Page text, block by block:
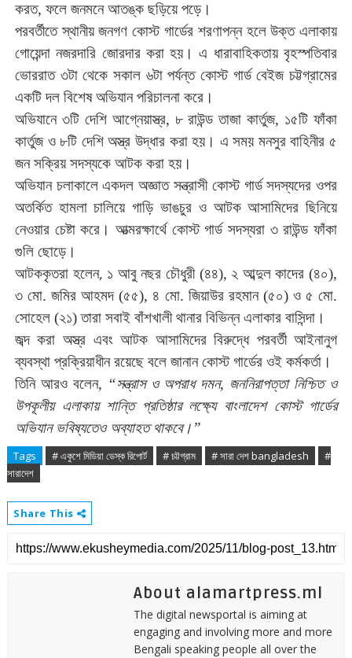
করত, ফলে জনমনে আতঙ্ক ছড়িয়ে পড়ে।
পরবর্তীতে স্থানীয় জনগণ কোস্ট গার্ডের শরণাপন্ন হলে উক্ত এলাকায়
গোয়েন্দা নজরদারি জোরদার করা হয়। এ ধারাবাহিকতায় বৃহস্পতিবার
ভোররাত ৩টা থেকে সকাল ৬টা পর্যন্ত কোস্ট গার্ড বেইজ চট্টগ্রামের
একটি দল বিশেষ অভিযান পরিচালনা করে।
অভিযানে ৩টি দেশি আগ্নেয়াস্ত্র, ৮ রাউন্ড তাজা কার্তুজ, ১৫টি ফাঁকা
কার্তুজ ও ৮টি দেশি অস্ত্র উদ্ধার করা হয়। এ সময় মনসুর বাহিনীর ৫
জন সক্রিয় সদস্যকে আটক করা হয়।
অভিযান চলাকালে একদল অজ্ঞাত সন্ত্রাসী কোস্ট গার্ড সদস্যদের ওপর
অতর্কিত হামলা চালিয়ে গাড়ি ভাঙচুর ও আটক আসামিদের ছিনিয়ে
নেওয়ার চেষ্টা করে। আত্মরক্ষার্থে কোস্ট গার্ড সদস্যরা ৩ রাউন্ড ফাঁকা
গুলি ছোড়ে।
আটককৃতরা হলেন, ১ আবু নছর চৌধুরী(৪৪), ২ আব্দুল কাদের (৪০),
৩ মো.জমির আহমদ(৫৫), ৪ মো. জিয়াউর রহমান(৫০) ও ৫ মো.
সোহেল(২১)তারা সবাই বাঁশখালী থানার বিভিন্ন এলাকার বাসিন্দা।
জব্দ করা অস্ত্র এবং আটক আসামিদের বিরুদ্ধে পরবর্তী আইনানুগ
ব্যবস্থা প্রক্রিয়াধীন রয়েছে বলে জানান কোস্ট গার্ডের ওই কর্মকর্তা।
তিনি আরও বলেন, “সন্ত্রাস ও অপরাধ দমন, জননিরাপত্তা নিশ্চিত ও
উপকূলীয় এলাকায় শান্তি প্রতিষ্ঠার লক্ষ্যে বাংলাদেশ কোস্ট গার্ডের
অভিযান ভবিষ্যতেও অব্যাহত থাকবে।”
Tags # একুশে মিডিয়া ডেস্ক রিপোর্ট # চট্টগ্রাম # সারা দেশ bangladesh
#
সারাদেশ
Share This
About alamartpress.ml
The digital newsportal is aiming at
engaging and involving more and more
Bengali speaking people all over the